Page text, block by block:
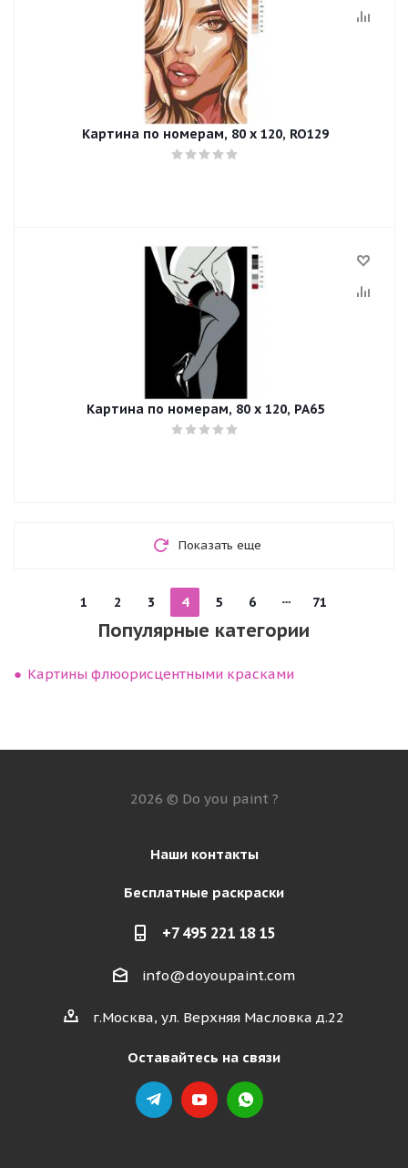
Картина по номерам, 80 x 120, RO129
Картина по номерам, 80 x 120, PA65
Показать еще
1 2 3 4 5 6 71
Популярные категории
Картины флюорисцентными красками
2026 © Do you paint ?
Наши контакты
Бесплатные раскраски
+7 495 221 18 15
info@doyoupaint.com
г.Москва, ул. Верхняя Масловка д.22
Оставайтесь на связи